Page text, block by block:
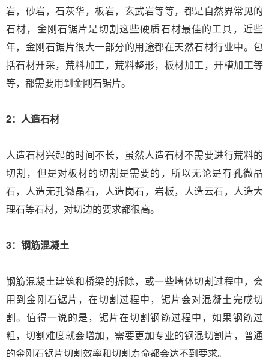
岩，砂岩，石灰华，板岩，玄武岩等等，都是自然界常见的
石材，金刚石锯片是切割这些硬质石材最佳的工具，近些
年，金刚石锯片很大一部分的用途都在天然石材行业中。包
括石材开采，荒料加工，荒料整形，板材加工，开槽加工等
等，都需要用到金刚石锯片。
2：人造石材
人造石材兴起的时间不长，虽然人造石材不需要进行荒料的
切割，但是对板材的切割是需要的，所以无论是有孔微晶
石，人造无孔微晶石，人造岗石，岩板，人造云石，人造大
理石等石材，对切边的要求都很高。
3：钢筋混凝土
钢筋混凝土建筑和桥梁的拆除，或一些墙体切割过程中，会
用到金刚石锯片，在切割过程中，锯片会对混凝土完成切
割。值得一说的是，锯片在切割钢筋过程中，如果钢筋过
粗，切割难度就会增加，需要更加专业的钢混切割片，普通
的金刚石锯片切割效率和切割寿命都会达不到要求。